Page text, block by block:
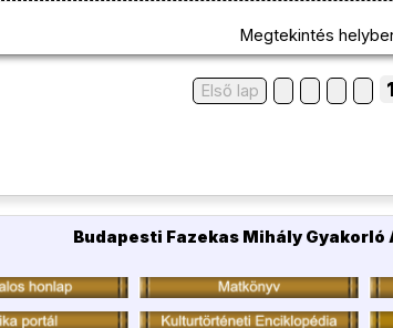
Megtekintés
Első lap
Budapesti Fazekas Mihály